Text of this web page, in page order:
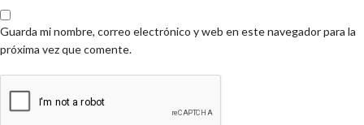
Guarda mi nombre, correo electrónico y web en este navegador para la
próxima vez que comente.